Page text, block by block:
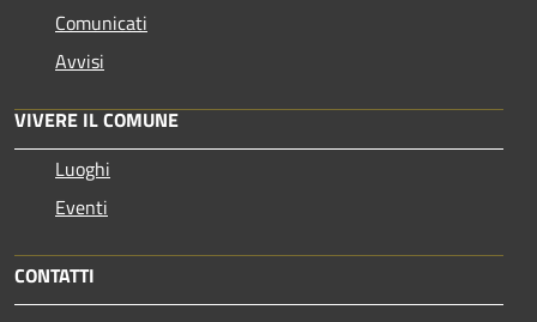
Comunicati
Avvisi
VIVERE IL COMUNE
Luoghi
Eventi
CONTATTI